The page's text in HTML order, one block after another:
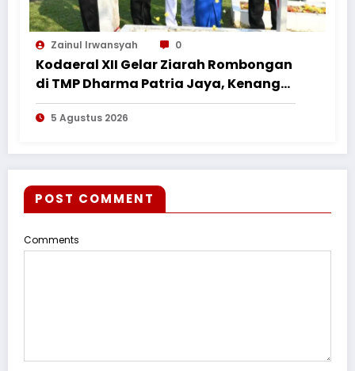
Zainul Irwansyah 0
Kodaeral XII Gelar Ziarah Rombongan
di TMP Dharma Patria Jaya, Kenang
Jasa Pahlawan dalam Peringatan
HUT ke-1
5 Agustus 2026
POST COMMENT
Comments